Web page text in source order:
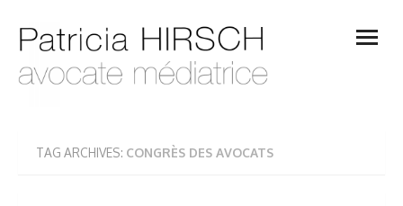
to
open
TAG ARCHIVES: CONGRÈS DES AVOCATS